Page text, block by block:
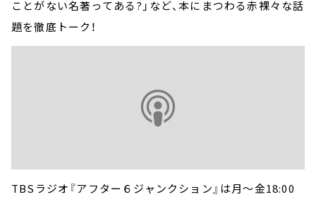
ことがない名著ってある?」など、本にまつわる赤裸々な話
題を徹底トーク！
TBSラジオ『アフター６ジャンクション』は月～金18:00